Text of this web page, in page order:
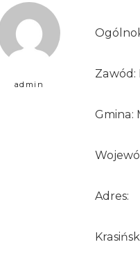
admin
Zawód:
Gmina:
Adres: